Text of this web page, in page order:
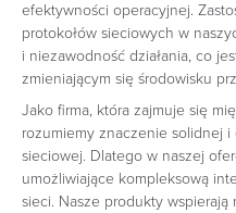
efektywności operacyjnej.
protokołów sieciowych w
i niezawodność działania, co
zmieniającym się środowisku
Jako firma, która zajmuje się
rozumiemy znaczenie solidnej
sieciowej. Dlatego w naszej
umożliwiające kompleksową
sieci. Nasze produkty